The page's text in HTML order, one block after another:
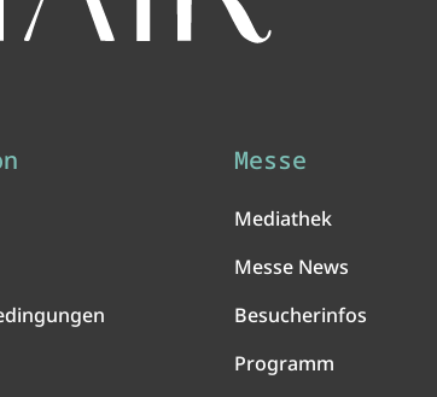
Messe
Mediathek
Messe News
Besucherinfos
Programm